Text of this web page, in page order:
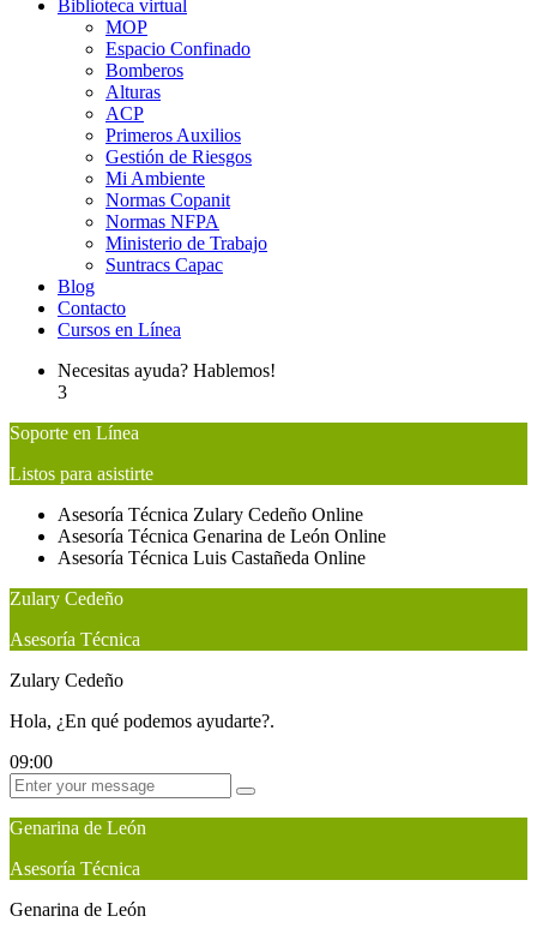
Biblioteca virtual
MOP
Espacio Confinado
Bomberos
Alturas
ACP
Primeros Auxilios
Gestión de Riesgos
Mi Ambiente
Normas Copanit
Normas NFPA
Ministerio de Trabajo
Suntracs Capac
Blog
Contacto
Cursos en Línea
Necesitas ayuda? Hablemos!
3
Soporte en Línea
Listos para asistirte
Asesoría Técnica Zulary Cedeño Online
Asesoría Técnica Genarina de León Online
Asesoría Técnica Luis Castañeda Online
Zulary Cedeño
Asesoría Técnica
Zulary Cedeño
Hola, ¿En qué podemos ayudarte?.
09:00
Genarina de León
Asesoría Técnica
Genarina de León